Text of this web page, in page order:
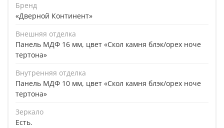
Бренд
«Дверной Континент»
Внешняя отделка
Панель МДФ 16 мм, цвет «Скол камня блэк/орех ноче
тертона»
Внутренняя отделка
Панель МДФ 10 мм, цвет «Скол камня блэк/орех ноче
тертона»
Зеркало
Есть.